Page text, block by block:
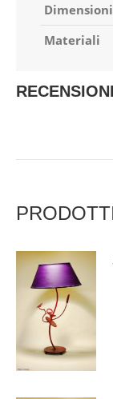
Dimensioni
Materiali
RECENSIONI